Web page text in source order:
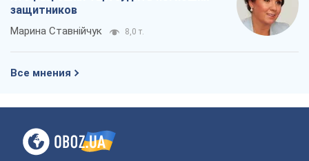
защитников
Марина Ставнійчук 8,0 т.
Все мнения